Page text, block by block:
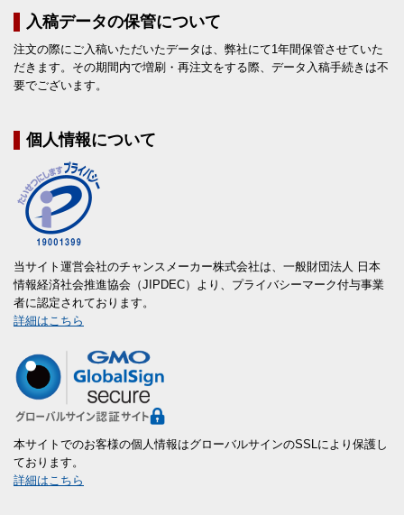
入稿データの保管について
注文の際にご入稿いただいたデータは、弊社にて1年間保管させていた
だきます。その期間内で増刷・再注文をする際、データ入稿手続きは不
要でございます。
個人情報について
当サイト運営会社のチャンスメーカー株式会社は、一般財団法人 日本
情報経済社会推進協会（JIPDEC）より、プライバシーマーク付与事業
者に認定されております。
詳細はこちら
本サイトでのお客様の個人情報はグローバルサインのSSLにより保護し
ております。
詳細はこちら